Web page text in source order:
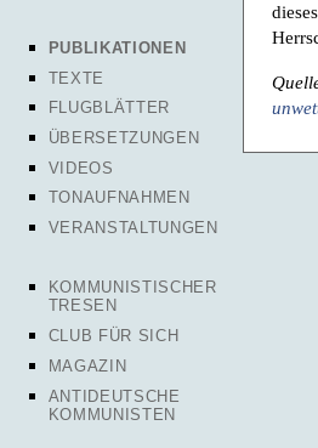
PUBLIKATIONEN
TEXTE
FLUGBLÄTTER
ÜBERSETZUNGEN
VIDEOS
TONAUFNAHMEN
VERANSTALTUNGEN
KOMMUNISTISCHER
TRESEN
CLUB FÜR SICH
MAGAZIN
ANTIDEUTSCHE
KOMMUNISTEN